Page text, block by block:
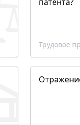
Трудовое